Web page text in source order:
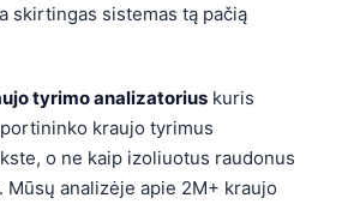
skirtingas sistemas tą pačią
tyrimo analizatorius kuris
kraujo tyrimus
o ne kaip izoliuotus raudonus
Mūsų analizėje apie 2M+ kraujo